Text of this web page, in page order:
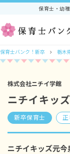
保育士・幼
保育士バンク！新卒 栃木
株式会社ニチイ学館
ニチイキッ
新卒保育士 正
ニチイキッズ元